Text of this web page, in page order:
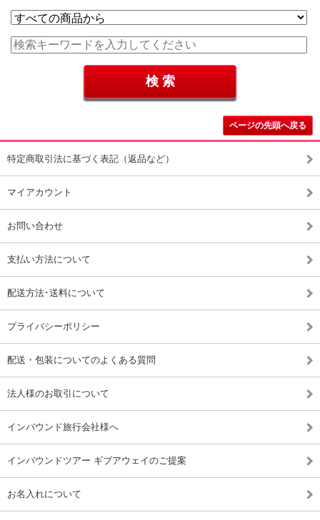
ページの先頭へ戻る
特定商取引法に基づく表記（返品など）
マイアカウント
お問い合わせ
支払い方法について
配送方法･送料について
プライバシーポリシー
配送・包装についてのよくある質問
法人様のお取引について
インバウンド旅行会社様へ
インバウンドツアー ギブアウェイのご提案
お名入れについて